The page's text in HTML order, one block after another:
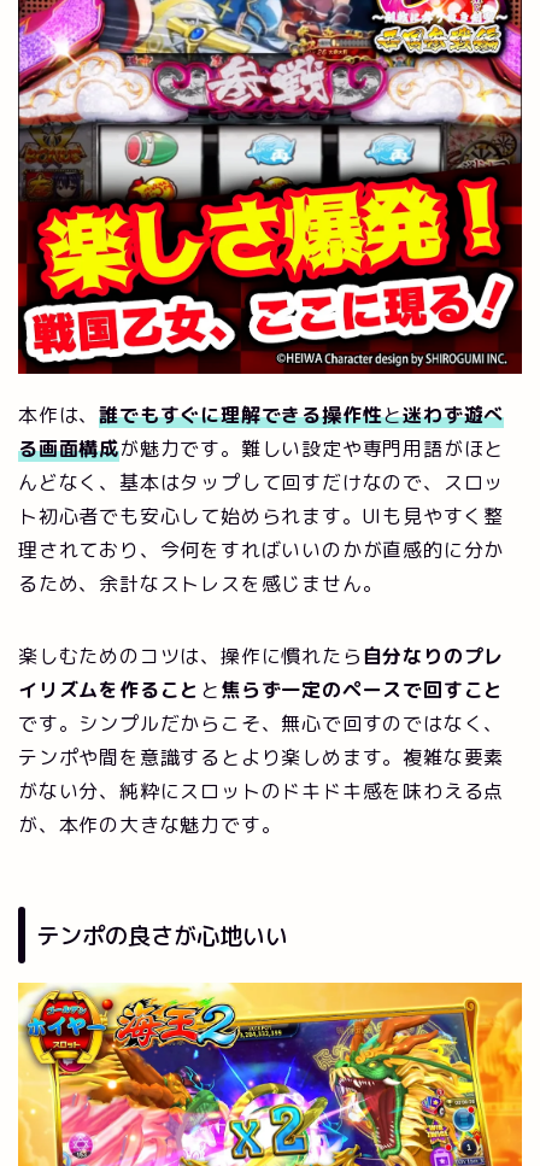
本作は、誰でもすぐに理解できる操作性と迷わず遊べ
る画面構成が魅力です。難しい設定や専門用語がほと
んどなく、基本はタップして回すだけなので、スロッ
ト初心者でも安心して始められます。UIも見やすく整
理されており、今何をすればいいのかが直感的に分か
るため、余計なストレスを感じません。
楽しむためのコツは、操作に慣れたら自分なりのプレ
イリズムを作ること と焦らず一定のペースで回すこと
です。シンプルだからこそ、無心で回すのではなく、
テンポや間を意識するとより楽しめます。複雑な要素
がない分、純粋にスロットのドキドキ感を味わえる点
が、本作の大きな魅力です。
テンポの良さが心地いい